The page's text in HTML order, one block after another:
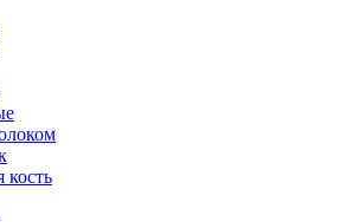
кость